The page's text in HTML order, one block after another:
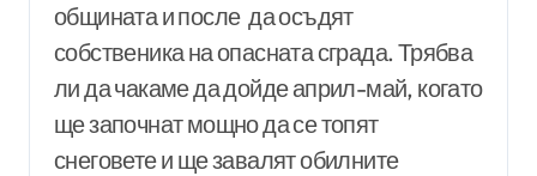
общината и после да осъдят
собственика на опасната сграда. Трябва
ли да чакаме да дойде април-май, когато
ще започнат мощно да се топят
снеговете и ще завалят обилните